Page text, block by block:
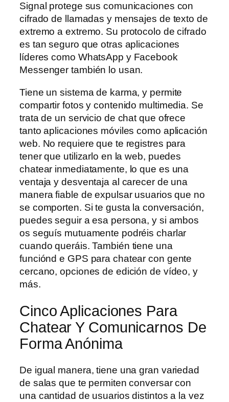
Signal protege sus comunicaciones con
cifrado de llamadas y mensajes de texto de
extremo a extremo. Su protocolo de cifrado
es tan seguro que otras aplicaciones
líderes como WhatsApp y Facebook
Messenger también lo usan.
Tiene un sistema de karma, y permite
compartir fotos y contenido multimedia. Se
trata de un servicio de chat que ofrece
tanto aplicaciones móviles como aplicación
web. No requiere que te registres para
tener que utilizarlo en la web, puedes
chatear inmediatamente, lo que es una
ventaja y desventaja al carecer de una
manera fiable de expulsar usuarios que no
se comporten. Si te gusta la conversación,
puedes seguir a esa persona, y si ambos
os seguís mutuamente podréis charlar
cuando queráis. También tiene una
funciónd e GPS para chatear con gente
cercano, opciones de edición de vídeo, y
más.
Cinco Aplicaciones Para
Chatear Y Comunicarnos De
Forma Anónima
De igual manera, tiene una gran variedad
de salas que te permiten conversar con
una cantidad de usuarios distintos a la vez